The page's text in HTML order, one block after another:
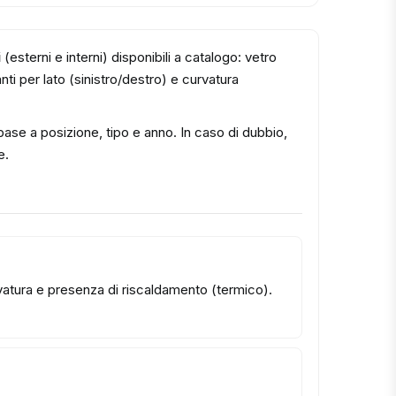
(esterni e interni) disponibili a catalogo: vetro
per lato (sinistro/destro) e curvatura
a posizione, tipo e anno. In caso di dubbio,
e presenza di riscaldamento (termico).